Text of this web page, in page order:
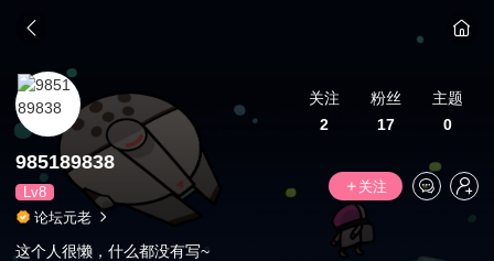
关注
2
粉丝
17
主题
0
985189838
Lv8
关注
论坛元老
这个人很懒，什么都没有写~